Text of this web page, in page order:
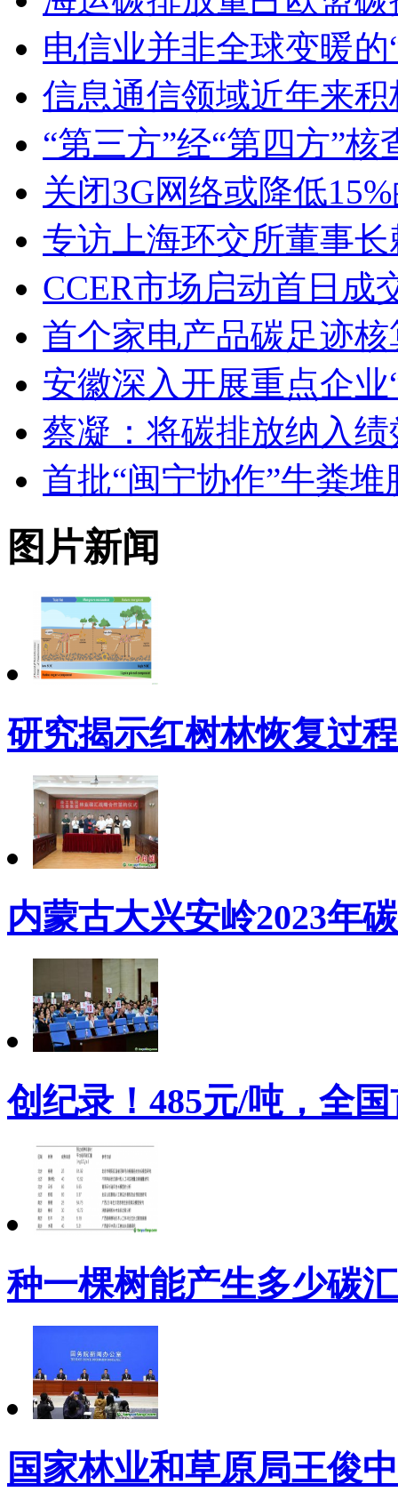
电信业并非全球变暖
信息通信领域近年来
“第三方”经“第四方”
关闭3G网络或降低
专访上海环交所董事
CCER市场启动首日成
首个家电产品碳足迹
安徽深入开展重点企
蔡凝：将碳排放纳入
首批“闽宁协作”牛粪
图片新闻
研究揭示红树林恢复过
内蒙古大兴安岭2023年
创纪录！485元/吨，全
种一棵树能产生多少碳
国家林业和草原局王俊